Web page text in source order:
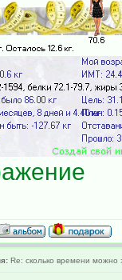
Re: сколько времени можно